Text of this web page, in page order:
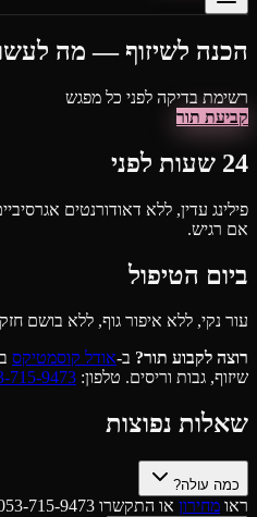
הכנה לשיזוף — מה
רשימת בדיקה לפני כל מפגש
קביעת תור
24 שעות לפני
פילינג עדין, ללא דאודורנטים
אם רגיש.
ביום הטיפול
עור נקי, ללא איפור גוף, ללא בושם
רוצה לקבוע תור? ב-אודל קוסמטיקס
שיזוף, גבות וריסים. טלפון: 715-9473
שאלות נפוצות
כמה עולה?
ראו מחירון או התקשרו 053-715-9473.